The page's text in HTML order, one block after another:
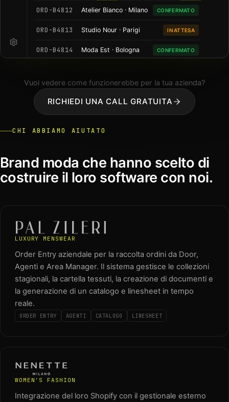
ORD-B4812 Atelier Bianco · Milano CONFERMATO
ORD-B4813 Studio Nour · Parigi IN ATTESA
ORD-B4814 Moda Est · Bologna CONFERMATO
ORD-B4816 Galleria N. · Firenze CONFERMATO
Vuoi vedere come funzionerebbe per la tua azienda?
RICHIEDI UNA CALL GRATUITA
CHI ABBIAMO AIUTATO
Brand moda che hanno scelto di
costruire il loro software con noi.
LUXURY MENSWEAR
Order Entry aziendale per la raccolta ordini da Door,
Agenti e Area Manager. Il sistema gestisce le collezioni
stagionali, la cartella tessuti, la creazione di documenti e
la generazione di un catalogo e linesheet in tempo
reale.
ORDER ENTRY AGENTI CATALOGO LINESHEET
WOMEN'S FASHION
Integrazione del loro Shopify con il gestionale esterno